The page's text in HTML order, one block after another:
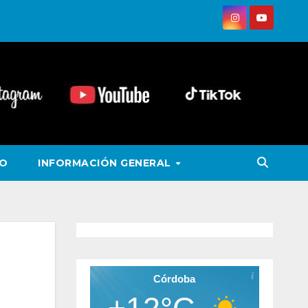
INFORMACIÓN GENERAL
Córdoba